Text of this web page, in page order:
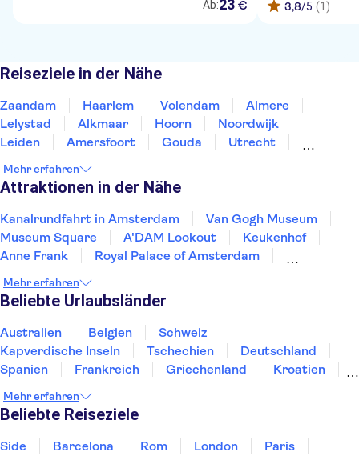
Ab:23 € 3,8/5 (1)
Reiseziele in der Nähe
Zaandam Haarlem Volendam
Almere
Lelystad
Alkmaar Hoorn
Noordwijk
Leiden
Amersfoort Gouda
Utrecht
Mehr erfahren
Attraktionen in der Nähe
Kanalrundfahrt in Amsterdam
Van Gogh Museum
Museum Square
A'DAM Lookout
Keukenhof
Anne Frank
Royal Palace of Amsterdam
Zaanse Schans
Kaag Lakes boat cruises
Slagharen
Markthal
Mehr erfahren
Beliebte Urlaubsländer
Australien Belgien
Schweiz
Kapverdische Inseln
Tschechien
Deutschland
Spanien
Frankreich Griechenland
Kroatien
Norwegen
Polen
Mehr erfahren
Beliebte Reiseziele
Side Barcelona Rom London
Paris